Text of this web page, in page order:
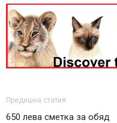
Предишна статия
650 лева сметка за обяд